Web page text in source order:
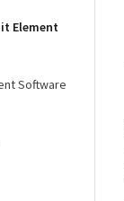
Element
Software